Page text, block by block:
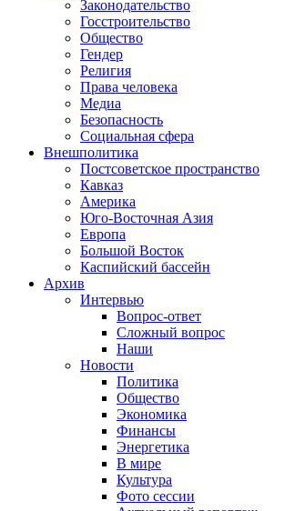
Законодательство
Госстроительство
Общество
Гендер
Религия
Права человека
Медиа
Безопасность
Социальная сфера
Внешполитика
Постсоветское пространство
Кавказ
Америка
Юго-Восточная Азия
Европа
Большой Восток
Каспийский бассейн
Архив
Интервью
Вопрос-ответ
Сложный вопрос
Наши
Новости
Политика
Общество
Экономика
Финансы
Энергетика
В мире
Культура
Фото сессии